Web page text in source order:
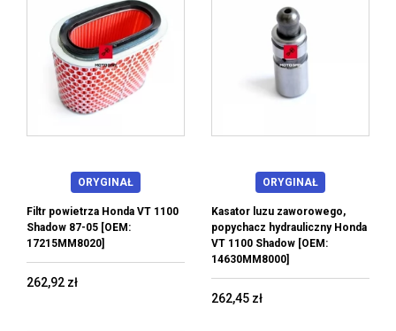
ORYGINAŁ
Filtr powietrza Honda VT 1100
Shadow 87-05 [OEM:
17215MM8020]
262,92 zł
ORYGINAŁ
Kasator luzu zaworowego,
popychacz hydrauliczny Honda
VT 1100 Shadow [OEM:
14630MM8000]
262,45 zł